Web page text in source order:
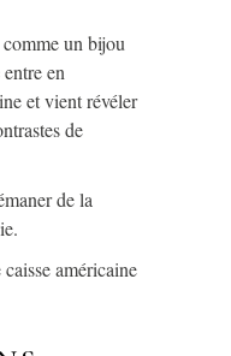
un bijou
en
et vient révéler
de
de la
américaine